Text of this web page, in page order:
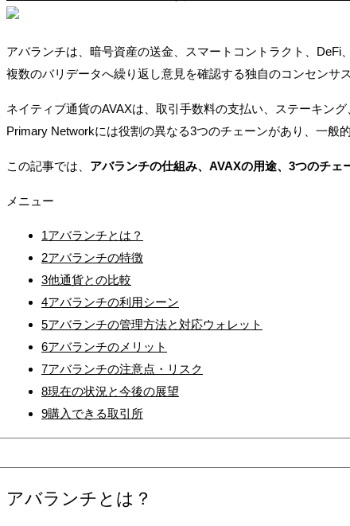
アバランチは、暗号資産の送金、スマートコントラクト、DeFi
複数のバリデータへ繰り返し意見を確認する独自のコンセンサ
ネイティブ通貨のAVAXは、取引手数料の支払い、ステーキン
Primary Networkには役割の異なる3つのチェーンがあり、一般
この記事では、 アバランチの仕組み、AVAXの用途、3つのチ
メニュー
1アバランチとは？
2アバランチの特徴
3他通貨との比較
4アバランチの利用シーン
5アバランチの管理方法と対応ウォレット
6アバランチのメリット
7アバランチの注意点・リスク
8現在の状況と今後の展望
9購入できる取引所
アバランチ とは？